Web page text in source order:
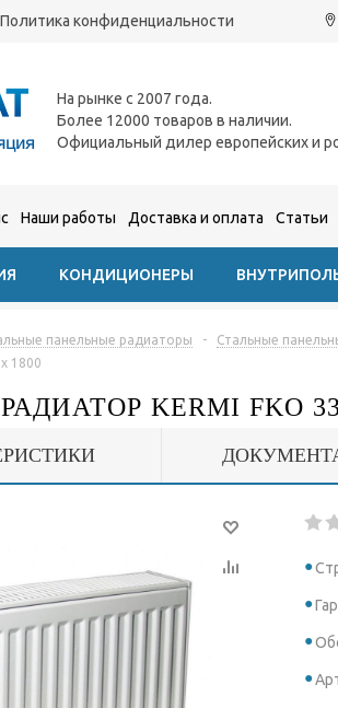
Политика конфиденциальности
На рынке с 2007 года.
Более 12000 товаров в наличии.
Официальный дилер европейских и
Наши работы Доставка и оплата Статьи
КОНДИЦИОНЕРЫ
панельные радиаторы - Стальные
1800
KERMI FKO 33